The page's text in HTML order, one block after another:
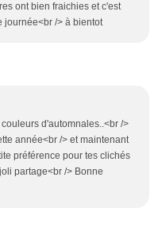
ont bien fraichies et c'est
journée<br /> à bientot
d'automnales..<br />
année<br /> et maintenant
préférence pour tes clichés
partage<br /> Bonne